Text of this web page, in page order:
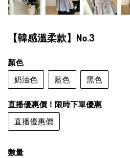
【韓感溫柔款】No.3
顏色
奶油色
藍色 黑色
直播優惠價！限時下單優惠
直播優惠價
數量